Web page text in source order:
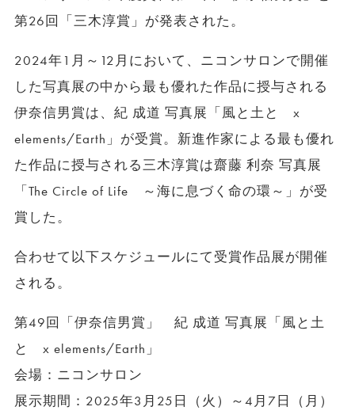
第26回「三木淳賞」が発表された。
2024年1月～12月において、ニコンサロンで開催
した写真展の中から最も優れた作品に授与される
伊奈信男賞は、紀 成道 写真展「風と土と x
elements/Earth」が受賞。新進作家による最も優れ
た作品に授与される三木淳賞は齋藤 利奈 写真展
「The Circle of Life ～海に息づく命の環～」が受
賞した。
合わせて以下スケジュールにて受賞作品展が開催
される。
第49回「伊奈信男賞」 紀 成道 写真展「風と土
と x elements/Earth」
会場：ニコンサロン
展示期間：2025年3月25日（火）～4月7日（月）